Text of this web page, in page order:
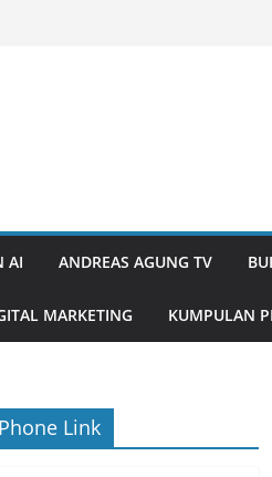
AI ANDREAS AGUNG TV
MARKETING KUMPULAN
Link